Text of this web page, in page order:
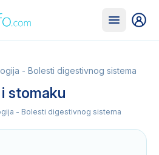
- Bolesti digestivnog sistema
stomaku
- Bolesti digestivnog sistema